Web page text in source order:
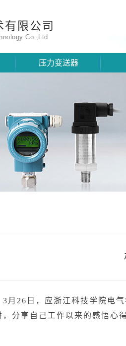
限公司
Co.,Ltd
压力变送器
26日，应浙江科技学院电气
，分享自己工作以来的感悟心